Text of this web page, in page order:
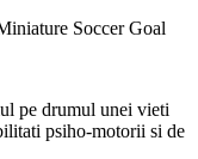
Soccer Goal
pe drumul unei vieti
psiho-motorii si de